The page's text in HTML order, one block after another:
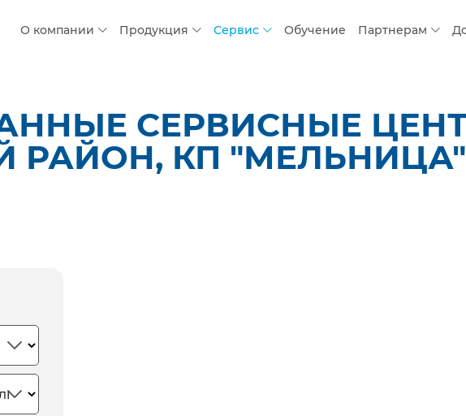
О компании Продукция Сервис Обучение Партнерам
СЕРВИСНЫЕ
РАЙОН, КП